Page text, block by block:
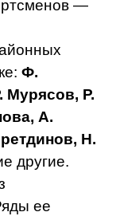
—
Ф.
Мурясов, Р.
А.
Н.
другие.
ее